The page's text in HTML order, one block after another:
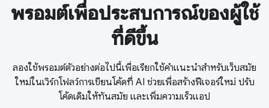
พรอมต์เพื่อประสบการณ์ของผู้ใช้
ที่ดีขึ้น
ลองใช้พรอมต์ตัวอย่างต่อไปนี้เพื่อเรียกใช้คำแนะนำสำหรับเว็บสมัย
ใหม่ในเวิร์กโฟลว์การเขียนโค้ดที่ AI ช่วยเพื่อสร้างฟีเจอร์ใหม่ ปรับ
โค้ดเดิมให้ทันสมัย และเพิ่มความเร็วแอป